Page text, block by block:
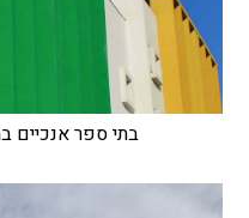
בתי ספר אנכיים